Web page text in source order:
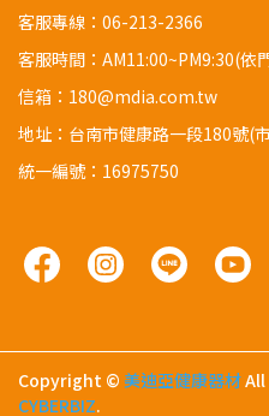
客服專線：06-213-2366
客服時間：AM11:00~PM9:30(依
信箱：180@mdia.com.tw
地址：台南市健康路一段180號(
統一編號：16975750
Copyright © 美迪亞健康器材All
CYBERBIZ.